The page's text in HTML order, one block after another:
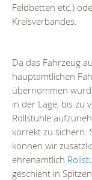
Feldbetten etc.)
Kreisverbandes.
Da das Fahrzeug
hauptamtlichen
übernommen
in der Lage, bis zu
Rollstühle
korrekt zu sichern.
können wir
ehrenamtlich
geschieht in